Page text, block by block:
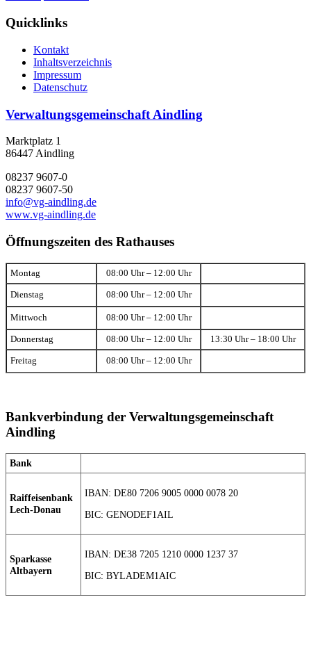
Quicklinks
Kontakt
Inhaltsverzeichnis
Impressum
Datenschutz
Verwaltungsgemeinschaft Aindling
Marktplatz 1
86447 Aindling
08237 9607-0
08237 9607-50
info@vg-aindling.de
www.vg-aindling.de
Öffnungszeiten des Rathauses
Montag 08:00 Uhr – 12:00 Uhr
Dienstag 08:00 Uhr – 12:00 Uhr
Mittwoch 08:00 Uhr – 12:00 Uhr
Donnerstag 08:00 Uhr – 12:00 Uhr 13:30 Uhr – 18:00 Uhr
Freitag 08:00 Uhr – 12:00 Uhr
Bankverbindung der Verwaltungsgemeinschaft
Aindling
Bank
Raiffeisenbank
Lech-Donau
IBAN: DE80 7206 9005 0000 0078 20
BIC: GENODEF1AIL
Sparkasse
Altbayern
IBAN: DE38 7205 1210 0000 1237 37
BIC: BYLADEM1AIC